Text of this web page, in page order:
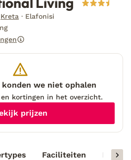
Kreta
Elafonisi
Faciliteiten
we niet ophalen
kortingen in het overzicht.
prijzen